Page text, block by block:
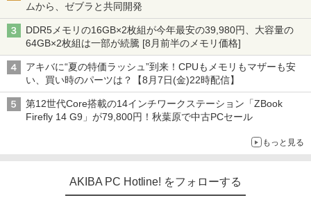
ムから、ゼブラと共同開発
DDR5メモリの16GB×2枚組が今年最安の39,980円、大容量の
64GB×2枚組は一部が続騰 [8月前半のメモリ価格]
アキバに“夏の特価ラッシュ”到来！CPUもメモリもマザーも安
い、買い時のパーツは？【8月7日(金)22時配信】
第12世代Core搭載の14インチワークステーション「ZBook
Firefly 14 G9」が79,800円！秋葉原で中古PCセール
もっと見る
AKIBA PC Hotline! をフォローする